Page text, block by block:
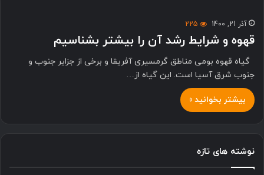
آذر 21, 1400 225
قهوه و شرایط رشد آن را بیشتر بشناسیم
گیاه قهوه بومی مناطق ‌گرمسیری آفریقا و برخی از جزایر جنوب و
جنوب شرق آسیا است. این گیاه از…
بیشتر بخوانید »
نوشته های تازه